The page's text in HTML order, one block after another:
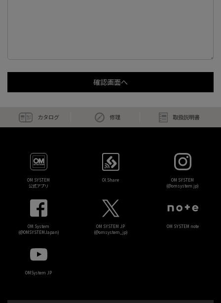
カタログ 修理 取扱説明書
OM SYSTEM
公式アプリ
OI.Share
OM SYSTEM
(@omsystem.jp)
OM System
(@OMSYSTEMJapan)
OM SYSTEM JP
(@omsystem_jp)
OM SYSTEM note
OMSystem JP